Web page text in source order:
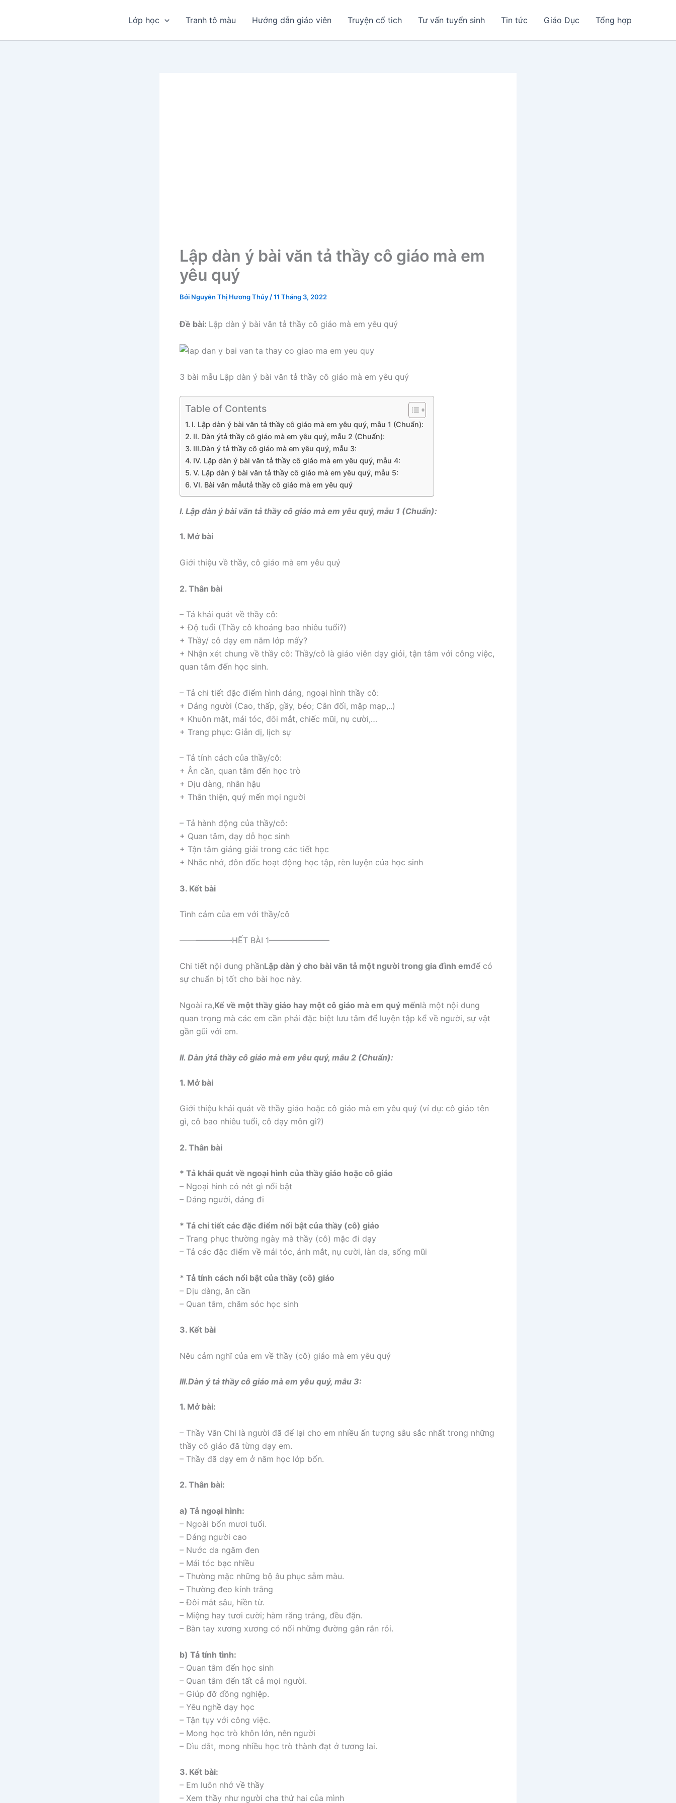
Lớp học Tranh tô màu Hướng dẫn giáo viên Truyện cổ tich Tư vấn tuyển sinh Tin tức Giáo Dục Tổng hợp
Lập dàn ý bài văn tả thầy cô giáo mà em
yêu quý
Bởi Nguyễn Thị Hương Thủy /11 Tháng 3, 2022
Đề bài: Lập dàn ý bài văn tả thầy cô giáo mà em yêu quý
3 bài mẫu Lập dàn ý bài văn tả thầy cô giáo mà em yêu quý
Table of Contents
I. Lập dàn ý bài văn tả thầy cô giáo mà em yêu quý, mẫu 1 (Chuẩn):
II. Dàn ýtả thầy cô giáo mà em yêu quý, mẫu 2 (Chuẩn):
III.Dàn ý tả thầy cô giáo mà em yêu quý, mẫu 3:
IV. Lập dàn ý bài văn tả thầy cô giáo mà em yêu quý, mẫu 4:
V. Lập dàn ý bài văn tả thầy cô giáo mà em yêu quý, mẫu 5:
VI. Bài văn mẫutả thầy cô giáo mà em yêu quý
I. Lập dàn ý bài văn tả thầy cô giáo mà em yêu quý, mẫu 1 (Chuẩn):
1. Mở bài
Giới thiệu về thầy, cô giáo mà em yêu quý
2. Thân bài
– Tả khái quát về thầy cô:
+ Độ tuổi (Thầy cô khoảng bao nhiêu tuổi?)
+ Thầy/ cô dạy em năm lớp mấy?
+ Nhận xét chung về thầy cô: Thầy/cô là giáo viên dạy giỏi, tận tâm với công việc,
quan tâm đến học sinh.
– Tả chi tiết đặc điểm hình dáng, ngoại hình thầy cô:
+ Dáng người (Cao, thấp, gầy, béo; Cân đối, mập mạp,..)
+ Khuôn mặt, mái tóc, đôi mắt, chiếc mũi, nụ cười,…
+ Trang phục: Giản dị, lịch sự
– Tả tính cách của thầy/cô:
+ Ân cần, quan tâm đến học trò
+ Dịu dàng, nhân hậu
+ Thân thiện, quý mến mọi người
– Tả hành động của thầy/cô:
+ Quan tâm, dạy dỗ học sinh
+ Tận tâm giảng giải trong các tiết học
+ Nhắc nhở, đôn đốc hoạt động học tập, rèn luyện của học sinh
3. Kết bài
Tình cảm của em với thầy/cô
——————–HẾT BÀI 1———————–
Chi tiết nội dung phầnLập dàn ý cho bài văn tả một người trong gia đình emđể có
sự chuẩn bị tốt cho bài học này.
Ngoài ra,Kể về một thầy giáo hay một cô giáo mà em quý mếnlà một nội dung
quan trọng mà các em cần phải đặc biệt lưu tâm để luyện tập kể về người, sự vật
gần gũi với em.
II. Dàn ýtả thầy cô giáo mà em yêu quý, mẫu 2 (Chuẩn):
1. Mở bài
Giới thiệu khái quát về thầy giáo hoặc cô giáo mà em yêu quý (ví dụ: cô giáo tên
gì, cô bao nhiêu tuổi, cô dạy môn gì?)
2. Thân bài
* Tả khái quát về ngoại hình của thầy giáo hoặc cô giáo
– Ngoại hình có nét gì nổi bật
– Dáng người, dáng đi
* Tả chi tiết các đặc điểm nổi bật của thầy (cô) giáo
– Trang phục thường ngày mà thầy (cô) mặc đi dạy
– Tả các đặc điểm về mái tóc, ánh mắt, nụ cười, làn da, sống mũi
* Tả tính cách nổi bật của thầy (cô) giáo
– Dịu dàng, ân cần
– Quan tâm, chăm sóc học sinh
3. Kết bài
Nêu cảm nghĩ của em về thầy (cô) giáo mà em yêu quý
III.Dàn ý tả thầy cô giáo mà em yêu quý, mẫu 3:
1. Mở bài:
– Thầy Văn Chi là người đã để lại cho em nhiều ấn tượng sâu sắc nhất trong những
thầy cô giáo đã từng dạy em.
– Thầy đã dạy em ở năm học lớp bốn.
2. Thân bài:
a) Tả ngoại hình:
– Ngoài bốn mươi tuổi.
– Dáng người cao
– Nước da ngăm đen
– Mái tóc bạc nhiều
– Thường mặc những bộ âu phục sẫm màu.
– Thường đeo kính trắng
– Đôi mắt sâu, hiền từ.
– Miệng hay tươi cười; hàm răng trắng, đều đặn.
– Bàn tay xương xương có nổi những đường gân rắn rỏi.
b) Tả tính tình:
– Quan tâm đến học sinh
– Quan tâm đến tất cả mọi người.
– Giúp đỡ đồng nghiệp.
– Yêu nghề dạy học
– Tận tụy với công việc.
– Mong học trò khôn lớn, nên người
– Dìu dắt, mong nhiều học trò thành đạt ở tương lai.
3. Kết bài:
– Em luôn nhớ về thầy
– Xem thầy như người cha thứ hai của mình